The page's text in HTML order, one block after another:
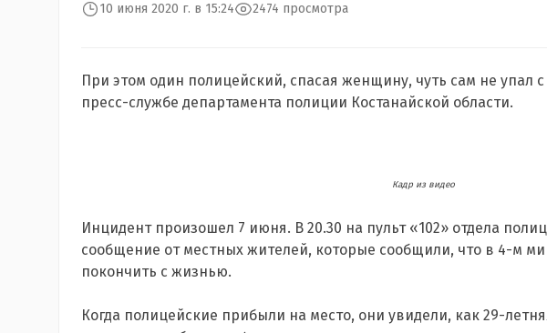
10 июня 2020 г. в 15:24 2474 просмотра
При этом один полицейский, спасая женщину, чуть сам не упал
пресс-службе департамента полиции Костанайской области.
Кадр из видео
Инцидент произошел 7 июня. В 20.30 на пульт «102» отдела
сообщение от местных жителей, которые сообщили, что в 4-м
покончить с жизнью.
Когда полицейские прибыли на место, они увидели, как 29-